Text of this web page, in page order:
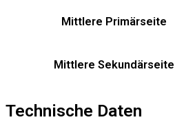
Mittlere Primärseite
Mittlere Sekundärseite
Technische Daten